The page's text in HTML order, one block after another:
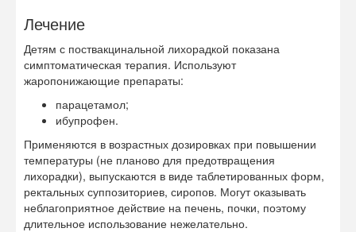
Лечение
Детям с поствакцинальной лихорадкой показана
симптоматическая терапия. Используют
жаропонижающие препараты:
парацетамол;
ибупрофен.
Применяются в возрастных дозировках при повышении
температуры (не планово для предотвращения
лихорадки), выпускаются в виде таблетированных форм,
ректальных суппозиториев, сиропов. Могут оказывать
неблагоприятное действие на печень, почки, поэтому
длительное использование нежелательно.